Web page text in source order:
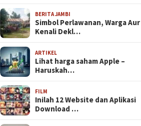
BERITA JAMBI
Simbol Perlawanan, Warga Aur
Kenali Dekl…
ARTIKEL
Lihat harga saham Apple –
Haruskah…
FILM
Inilah 12 Website dan Aplikasi
Download …